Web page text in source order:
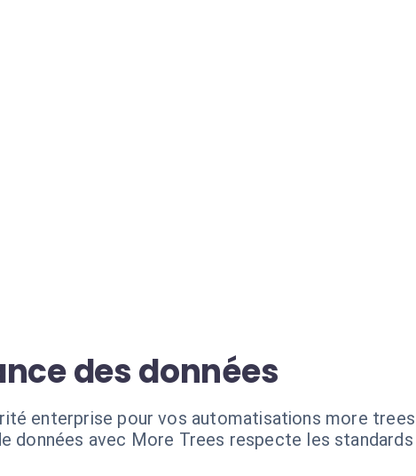
des données
enterprise pour vos automatisations more
données avec More Trees respecte les